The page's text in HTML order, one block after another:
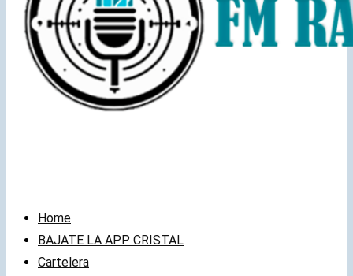
Home
BAJATE LA APP CRISTAL
Cartelera